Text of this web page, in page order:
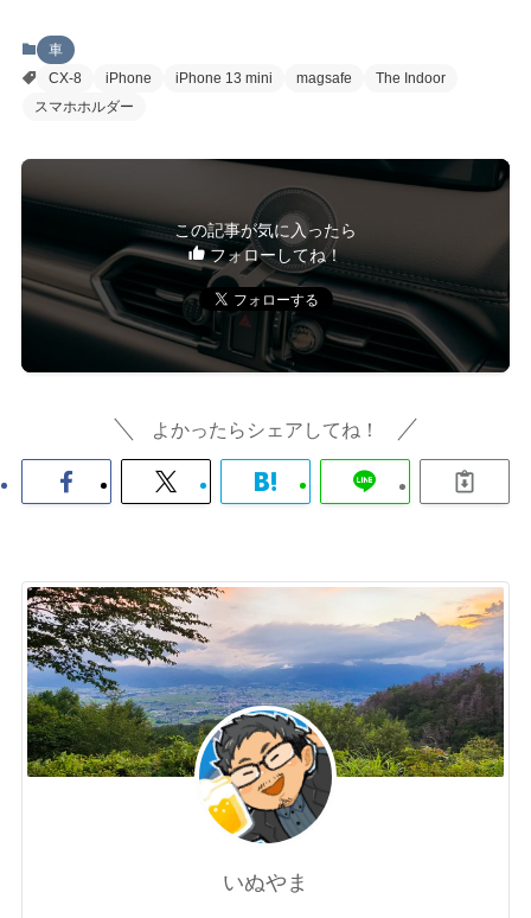
車
CX-8
iPhone iPhone 13 mini magsafe
The Indoor
スマホホルダー
この記事が気に入ったら
フォローしてね！
よかったらシェアしてね！
いぬやま